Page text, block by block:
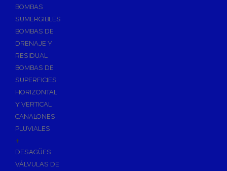
BOMBAS
SUMERGIBLES
BOMBAS DE
DRENAJE Y
RESIDUAL
BOMBAS DE
SUPERFICIES
HORIZONTAL
Y VERTICAL
CANALONES
PLUVIALES
+
DESAGÜES
VÁLVULAS DE